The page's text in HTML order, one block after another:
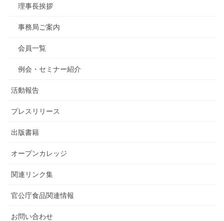
理事長挨拶
事務局ご案内
会員一覧
例会・セミナー紹介
活動報告
プレスリリース
出版書籍
オープンカレッジ
関連リンク集
官公庁食品関連情報
お問い合わせ